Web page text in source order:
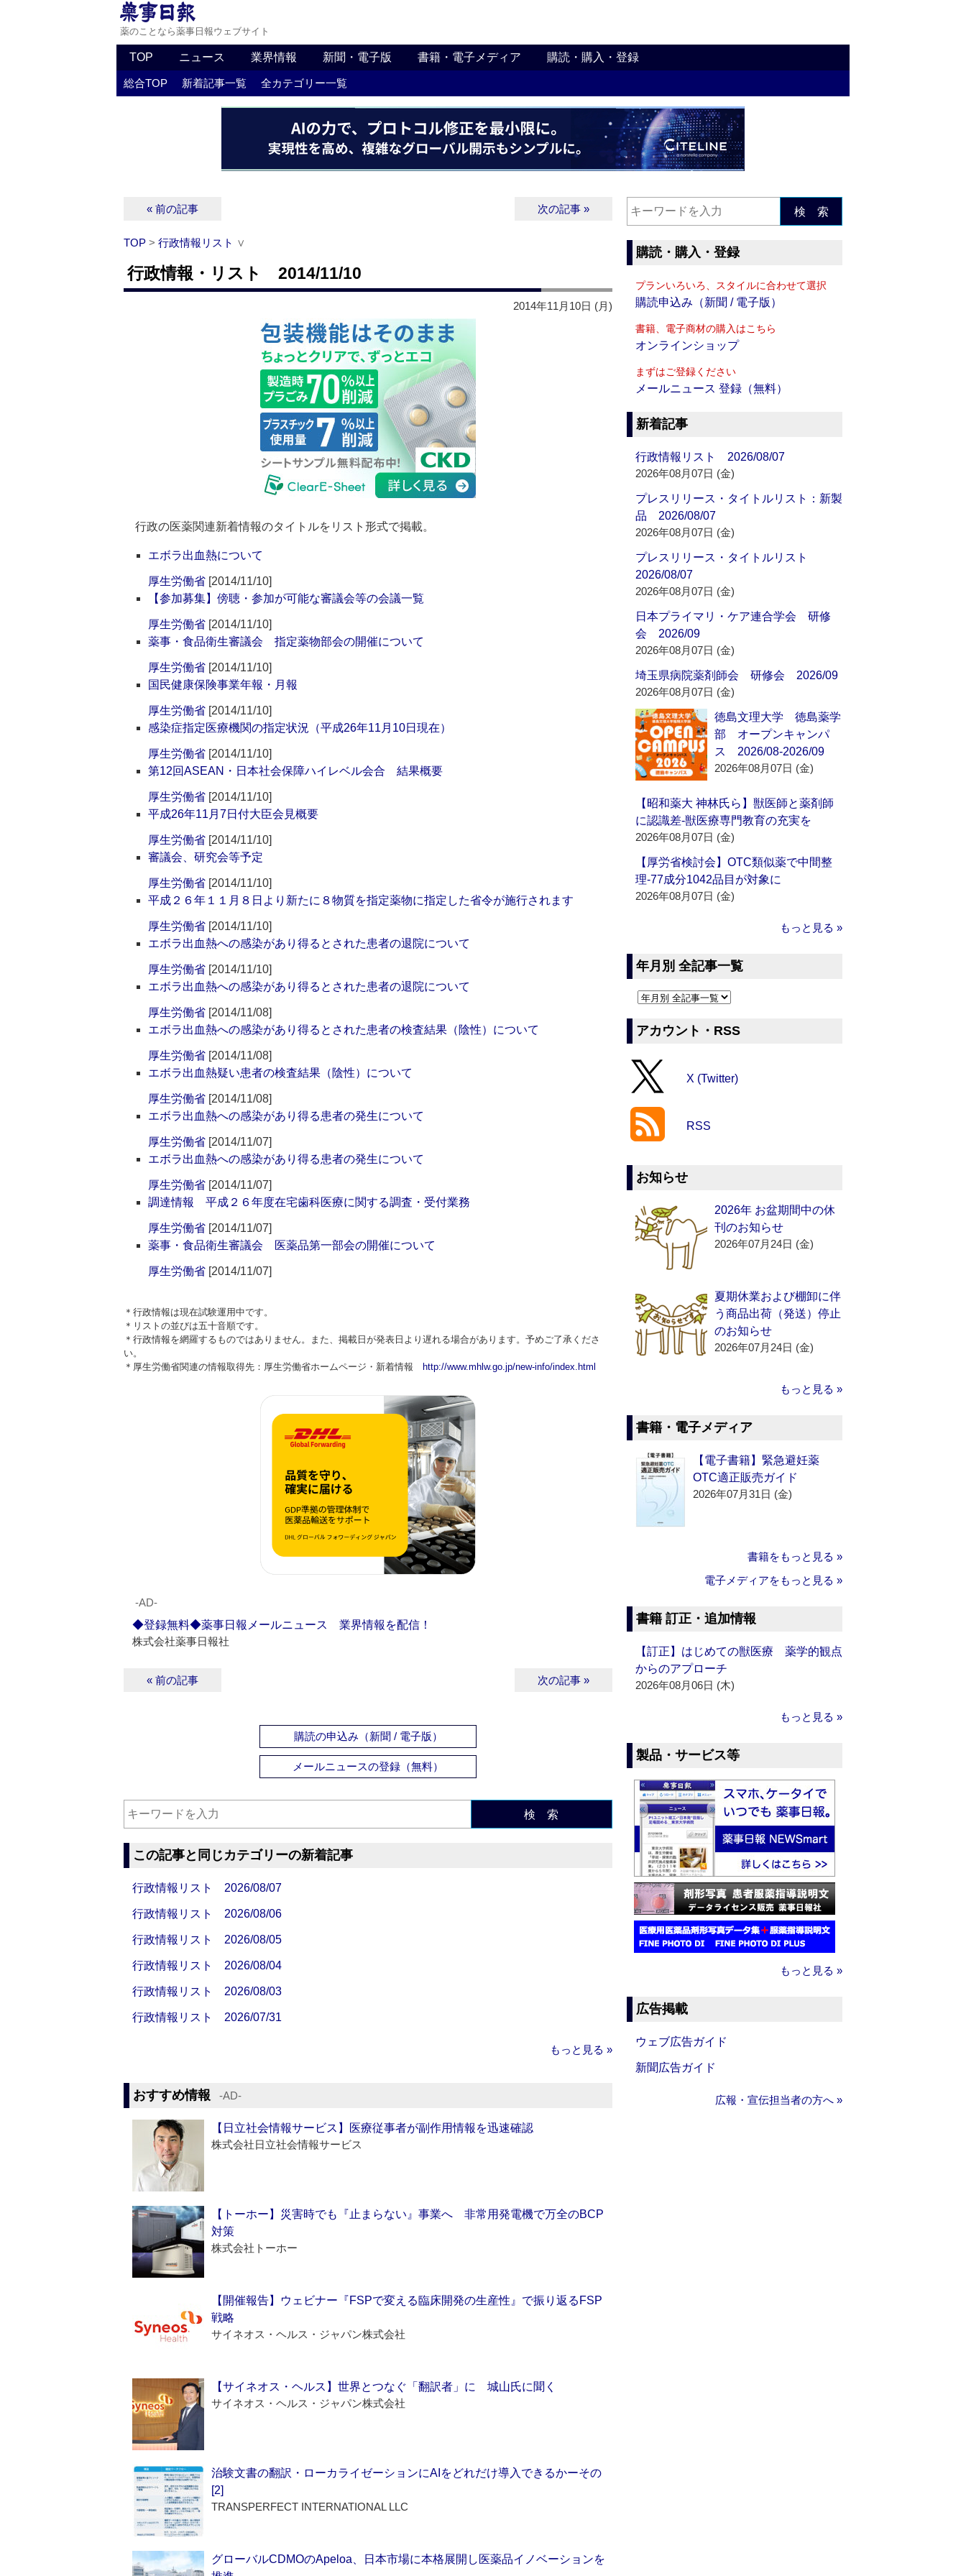
薬のことなら薬事日報ウェブサイト
TOP ニュース 業界情報 新聞・電子版 書籍・電子メディア 購読・購入・登録
総合TOP 新着記事一覧 全カテゴリー一覧
« 前の記事 次の記事 »
TOP > 行政情報リスト ∨
行政情報・リスト 2014/11/10
2014年11月10日 (月)
行政の医薬関連新着情報のタイトルをリスト形式で掲載。
エボラ出血熱について
厚生労働省 [2014/11/10]
【参加募集】傍聴・参加が可能な審議会等の会議一覧
厚生労働省 [2014/11/10]
薬事・食品衛生審議会 指定薬物部会の開催について
厚生労働省 [2014/11/10]
国民健康保険事業年報・月報
厚生労働省 [2014/11/10]
感染症指定医療機関の指定状況（平成26年11月10日現在）
厚生労働省 [2014/11/10]
第12回ASEAN・日本社会保障ハイレベル会合 結果概要
厚生労働省 [2014/11/10]
平成26年11月7日付大臣会見概要
厚生労働省 [2014/11/10]
審議会、研究会等予定
厚生労働省 [2014/11/10]
平成２６年１１月８日より新たに８物質を指定薬物に指定した省令が施行されます
厚生労働省 [2014/11/10]
エボラ出血熱への感染があり得るとされた患者の退院について
厚生労働省 [2014/11/10]
エボラ出血熱への感染があり得るとされた患者の退院について
厚生労働省 [2014/11/08]
エボラ出血熱への感染があり得るとされた患者の検査結果（陰性）について
厚生労働省 [2014/11/08]
エボラ出血熱疑い患者の検査結果（陰性）について
厚生労働省 [2014/11/08]
エボラ出血熱への感染があり得る患者の発生について
厚生労働省 [2014/11/07]
エボラ出血熱への感染があり得る患者の発生について
厚生労働省 [2014/11/07]
調達情報 平成２６年度在宅歯科医療に関する調査・受付業務
厚生労働省 [2014/11/07]
薬事・食品衛生審議会 医薬品第一部会の開催について
厚生労働省 [2014/11/07]
＊行政情報は現在試験運用中です。
＊リストの並びは五十音順です。
＊行政情報を網羅するものではありません。また、掲載日が発表日より遅れる場合があります。予めご了承くださ
い。
＊厚生労働省関連の情報取得先：厚生労働省ホームページ・新着情報
http://www.mhlw.go.jp/new-info/index.html
‐AD‐
◆登録無料◆薬事日報メールニュース 業界情報を配信！
株式会社薬事日報社
« 前の記事 次の記事 »
購読の申込み（新聞 / 電子版）
メールニュースの登録（無料）
検 索
この記事と同じカテゴリーの新着記事
行政情報リスト 2026/08/07
行政情報リスト 2026/08/06
行政情報リスト 2026/08/05
行政情報リスト 2026/08/04
行政情報リスト 2026/08/03
行政情報リスト 2026/07/31
もっと見る »
おすすめ情報 ‐AD‐
【日立社会情報サービス】医療従事者が副作用情報を迅速確認
株式会社日立社会情報サービス
【トーホー】災害時でも『止まらない』事業へ 非常用発電機で万全のBCP
対策
株式会社トーホー
【開催報告】ウェビナー『FSPで変える臨床開発の生産性』で振り返るFSP
戦略
サイネオス・ヘルス・ジャパン株式会社
【サイネオス・ヘルス】世界とつなぐ「翻訳者」に 城山氏に聞く
サイネオス・ヘルス・ジャパン株式会社
治験文書の翻訳・ローカライゼーションにAIをどれだけ導入できるかーその
[2]
TRANSPERFECT INTERNATIONAL LLC
グローバルCDMOのApeloa、日本市場に本格展開し医薬品イノベーションを
検 索
購読・購入・登録
プランいろいろ、スタイルに合わせて選択
購読申込み（新聞 / 電子版）
書籍、電子商材の購入はこちら
オンラインショップ
まずはご登録ください
メールニュース 登録（無料）
新着記事
行政情報リスト 2026/08/07
2026年08月07日 (金)
プレスリリース・タイトルリスト：新製
品 2026/08/07
2026年08月07日 (金)
プレスリリース・タイトルリスト
2026/08/07
2026年08月07日 (金)
日本プライマリ・ケア連合学会 研修
会 2026/09
2026年08月07日 (金)
埼玉県病院薬剤師会 研修会 2026/09
2026年08月07日 (金)
徳島文理大学 徳島薬学
部 オープンキャンパ
ス 2026/08-2026/09
2026年08月07日 (金)
【昭和薬大 神林氏ら】獣医師と薬剤師
に認識差‐獣医療専門教育の充実を
2026年08月07日 (金)
【厚労省検討会】OTC類似薬で中間整
理‐77成分1042品目が対象に
2026年08月07日 (金)
もっと見る »
年月別 全記事一覧
アカウント・RSS
X (Twitter)
RSS
お知らせ
2026年 お盆期間中の休
刊のお知らせ
2026年07月24日 (金)
夏期休業および棚卸に伴
う商品出荷（発送）停止
のお知らせ
2026年07月24日 (金)
もっと見る »
書籍・電子メディア
【電子書籍】緊急避妊薬
OTC適正販売ガイド
2026年07月31日 (金)
書籍をもっと見る »
電子メディアをもっと見る »
書籍 訂正・追加情報
【訂正】はじめての獣医療 薬学的観点
からのアプローチ
2026年08月06日 (木)
もっと見る »
製品・サービス等
もっと見る »
広告掲載
ウェブ広告ガイド
新聞広告ガイド
広報・宣伝担当者の方へ »